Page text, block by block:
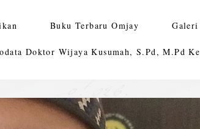
Buku Terbaru Omjay
Doktor Wijaya Kusumah, S.Pd, M.Pd